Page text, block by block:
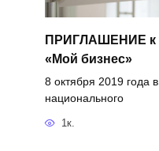
ПРИГЛАШЕНИЕ к
«Мой бизнес»
8 октября 2019 года
национального
1к.